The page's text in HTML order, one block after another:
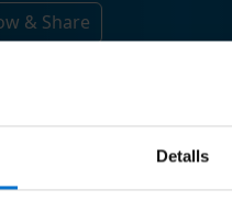
Detalls
& Share